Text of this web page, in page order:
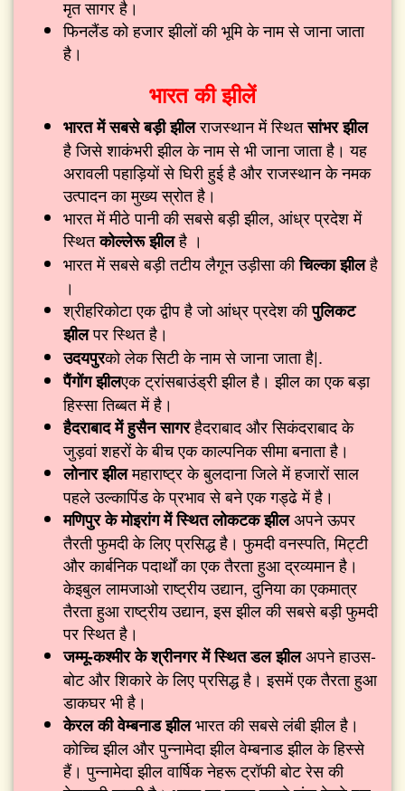
मृत सागर है।
फिनलैंड को हजार झीलों की भूमि के नाम से जाना जाता
है।
भारत की झीलें
भारत में सबसे बड़ी झीलराजस्थान में स्थितसांभर झील
है जिसे शाकंभरी झील के नाम से भी जाना जाता है। यह
अरावली पहाड़ियों से घिरी हुई है और राजस्थान के नमक
उत्पादन का मुख्य स्रोत है।
भारत में मीठे पानी की सबसे बड़ी झील, आंध्र प्रदेश में
स्थितकोल्लेरू झीलहै ।
भारत में सबसे बड़ी तटीय लैगून उड़ीसा कीचिल्का झीलहै
।
श्रीहरिकोटा एक द्वीप है जो आंध्र प्रदेश कीपुलिकट
झीलपर स्थित है।
उदयपुरको लेक सिटी के नाम से जाना जाता है|.
पैंगोंग झीलएक ट्रांसबाउंड्री झील है। झील का एक बड़ा
हिस्सा तिब्बत में है।
हैदराबाद में हुसैन सागरहैदराबाद और सिकंदराबाद के
जुड़वां शहरों के बीच एक काल्पनिक सीमा बनाता है।
लोनार झीलमहाराष्ट्र के बुलदाना जिले में हजारों साल
पहले उल्कापिंड के प्रभाव से बने एक गड्ढे में है।
मणिपुर के मोइरांग में स्थित लोकटक झीलअपने ऊपर
तैरती फुमदी के लिए प्रसिद्ध है। फुमदी वनस्पति, मिट्टी
और कार्बनिक पदार्थों का एक तैरता हुआ द्रव्यमान है।
केइबुल लामजाओ राष्ट्रीय उद्यान, दुनिया का एकमात्र
तैरता हुआ राष्ट्रीय उद्यान, इस झील की सबसे बड़ी फुमदी
पर स्थित है।
जम्मू-कश्मीर के श्रीनगर में स्थित डल झीलअपने हाउस-
बोट और शिकारे के लिए प्रसिद्ध है। इसमें एक तैरता हुआ
डाकघर भी है।
केरल की वेम्बनाड झीलभारत की सबसे लंबी झील है।
कोच्चि झील और पुन्नामेदा झील वेम्बनाड झील के हिस्से
हैं। पुन्नामेदा झील वार्षिक नेहरू ट्रॉफी बोट रेस की